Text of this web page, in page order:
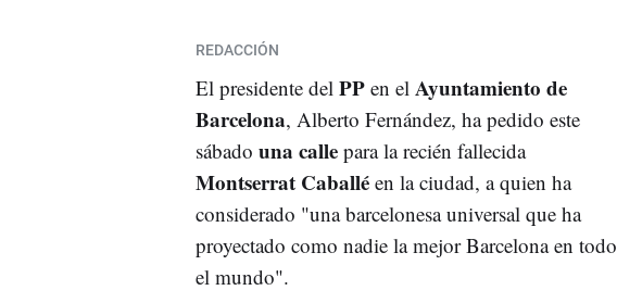
REDACCIÓN
El presidente del PP en el Ayuntamiento de
Barcelona, Alberto Fernández, ha pedido este
sábado una calle para la recién fallecida
Montserrat Caballé en la ciudad, a quien ha
considerado "una barcelonesa universal que ha
proyectado como nadie la mejor Barcelona en todo
el mundo".